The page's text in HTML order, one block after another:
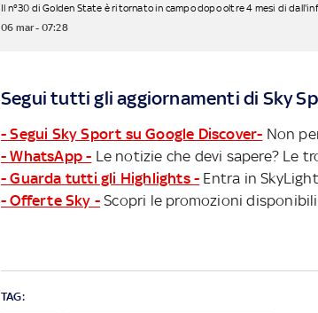
Il n°30 di Golden State è ritornato in campo dopo oltre 4 mesi di
06 mar - 07:28
Segui tutti gli aggiornamenti di Sky
- Segui Sky Sport su Google Discover- Non
- WhatsApp - Le notizie che devi sapere? Le
- Guarda tutti gli Highlights - Entra in
- Offerte Sky - Scopri le promozioni
TAG: